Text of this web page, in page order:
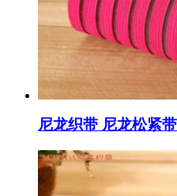
尼龙织带 尼龙松紧